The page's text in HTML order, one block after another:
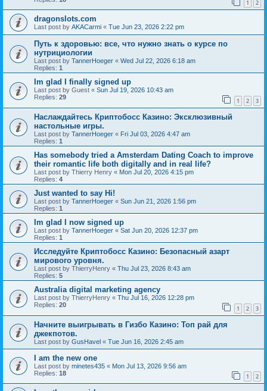
1 2
dragonslots.com
Last post by AKACarmi « Tue Jun 23, 2026 2:22 pm
Путь к здоровью: все, что нужно знать о курсе по
нутрициологии
Last post by TannerHoeger « Wed Jul 22, 2026 6:18 am
Replies: 1
Im glad I finally signed up
Last post by Guest « Sun Jul 19, 2026 10:43 am
Replies: 29 1 2 3
Наслаждайтесь Криптобосс Казино: Эксклюзивный
настольные игры.
Last post by TannerHoeger « Fri Jul 03, 2026 4:47 am
Replies: 1
Has somebody tried a Amsterdam Dating Coach to improve
their romantic life both digitally and in real life?
Last post by Thierry Henry « Mon Jul 20, 2026 4:15 pm
Replies: 4
Just wanted to say Hi!
Last post by TannerHoeger « Sun Jun 21, 2026 1:56 pm
Replies: 1
Im glad I now signed up
Last post by TannerHoeger « Sat Jun 20, 2026 12:37 pm
Replies: 1
Исследуйте Криптобосс Казино: Безопасный азарт
мирового уровня.
Last post by ThierryHenry « Thu Jul 23, 2026 8:43 am
Replies: 5
Australia digital marketing agency
Last post by ThierryHenry « Thu Jul 16, 2026 12:28 pm
Replies: 20 1 2 3
Начните выигрывать в Гизбо Казино: Топ рай для
джекпотов.
Last post by GusHavel « Tue Jun 16, 2026 2:45 am
I am the new one
Last post by minetes435 « Mon Jul 13, 2026 9:56 am
Replies: 18 1 2